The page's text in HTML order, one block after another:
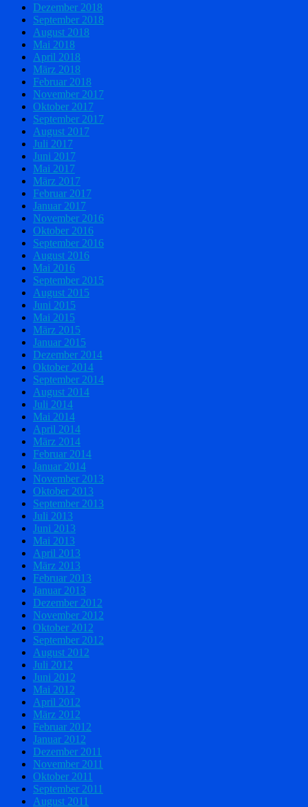
Dezember 2018
September 2018
August 2018
Mai 2018
April 2018
März 2018
Februar 2018
November 2017
Oktober 2017
September 2017
August 2017
Juli 2017
Juni 2017
Mai 2017
März 2017
Februar 2017
Januar 2017
November 2016
Oktober 2016
September 2016
August 2016
Mai 2016
September 2015
August 2015
Juni 2015
Mai 2015
März 2015
Januar 2015
Dezember 2014
Oktober 2014
September 2014
August 2014
Juli 2014
Mai 2014
April 2014
März 2014
Februar 2014
Januar 2014
November 2013
Oktober 2013
September 2013
Juli 2013
Juni 2013
Mai 2013
April 2013
März 2013
Februar 2013
Januar 2013
Dezember 2012
November 2012
Oktober 2012
September 2012
August 2012
Juli 2012
Juni 2012
Mai 2012
April 2012
März 2012
Februar 2012
Januar 2012
Dezember 2011
November 2011
Oktober 2011
September 2011
August 2011